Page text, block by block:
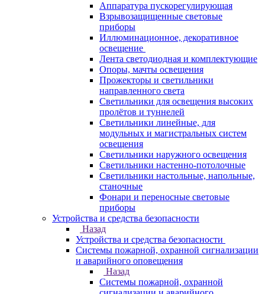
Аппаратура пускорегулирующая
Взрывозащищенные световые
приборы
Иллюминационное, декоративное
освещение
Лента светодиодная и комплектующие
Опоры, мачты освещения
Прожекторы и светильники
направленного света
Светильники для освещения высоких
пролётов и туннелей
Светильники линейные, для
модульных и магистральных систем
освещения
Светильники наружного освещения
Светильники настенно-потолочные
Светильники настольные, напольные,
станочные
Фонари и переносные световые
приборы
Устройства и средства безопасности
Назад
Устройства и средства безопасности
Системы пожарной, охранной сигнализации
и аварийного оповещения
Назад
Системы пожарной, охранной